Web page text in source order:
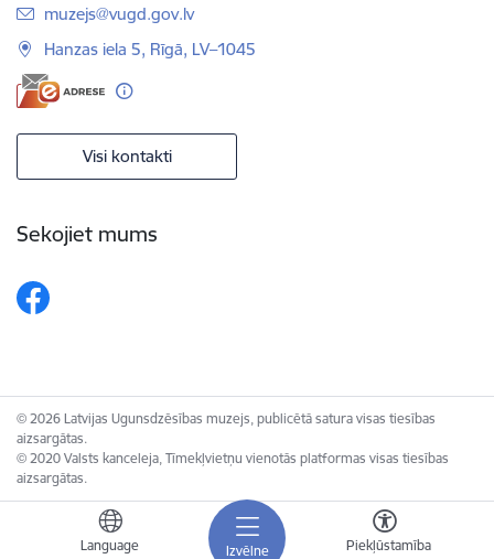
Izvēlne
Language Piekļūstamība
E-pasts:
muzejs@vugd.gov.lv
Hanzas iela 5, Rīgā, LV–1045
Visi kontakti
Sekojiet mums
© 2026 Latvijas Ugunsdzēsības muzejs, publicētā satura visas tiesības
aizsargātas.
© 2020 Valsts kanceleja, Tīmekļvietņu vienotās platformas visas tiesības
aizsargātas.